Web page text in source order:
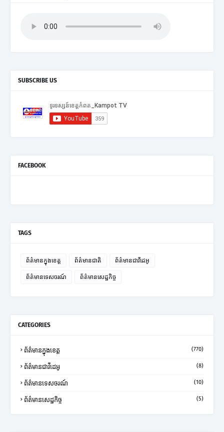
SUBSCRIBE US
FACEBOOK
TAGS
ព័ត៌មានក្នុងខេត្ត ព័ត៌មានជាតិ ព័ត៌មានជាវីដេអូ
ព័ត៌មានទេសចរណ៍ ព័ត៌មានសេដ្ឋកិច្ច
CATEGORIES
ព័ត៌មានក្នុងខេត្ត (770)
ព័ត៌មានជាវីដេអូ (8)
ព័ត៌មានទេសចរណ៍ (10)
ព័ត៌មានសេដ្ឋកិច្ច (5)